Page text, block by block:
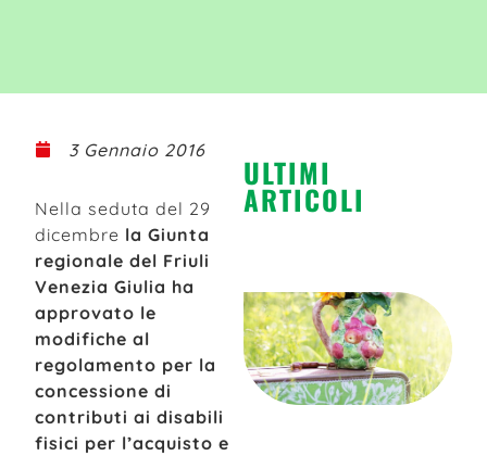
3 Gennaio 2016
Nella seduta del 29
dicembre la Giunta
regionale del Friuli
Venezia Giulia ha
approvato le
modifiche al
regolamento per la
concessione di
contributi ai disabili
fisici per l’acquisto e
ULTIMI
ARTICOLI